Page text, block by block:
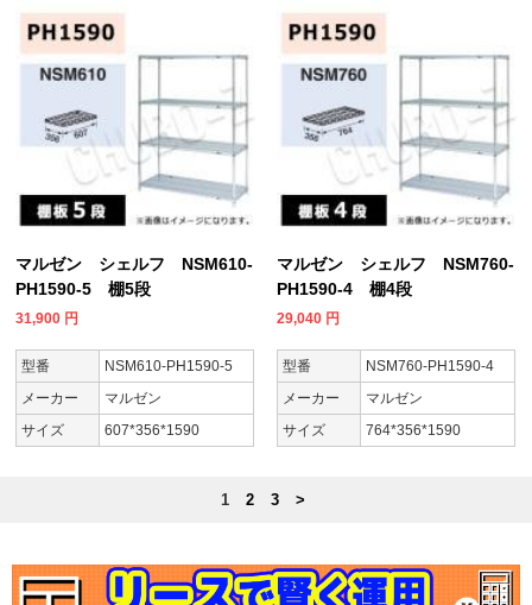
マルゼン シェルフ NSM610-
PH1590-5 棚5段
31,900 円
型番
NSM610-PH1590-5
メーカー
マルゼン
サイズ
607*356*1590
マルゼン シェルフ NSM760-
PH1590-4 棚4段
29,040 円
型番
NSM760-PH1590-4
メーカー
マルゼン
サイズ
764*356*1590
1 2 3 >